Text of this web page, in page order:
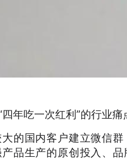
年吃一次红利”的行业痛
的国内客户建立微信
品生产的原创投入、